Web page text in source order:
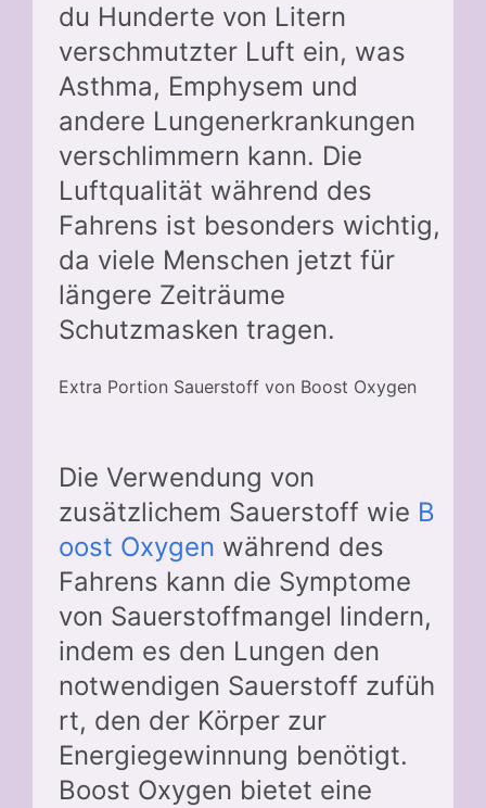
du Hunderte von Litern
verschmutzter Luft ein, was
Asthma, Emphysem und
andere Lungenerkrankungen
verschlimmern kann. Die
Luftqualität während des
Fahrens ist besonders wichtig,
da viele Menschen jetzt für
längere Zeiträume
Schutzmasken tragen.
Extra Portion Sauerstoff von Boost Oxygen
Die Verwendung von
zusätzlichem Sauerstoff wie B
oost Oxygen während des
Fahrens kann die Symptome
von Sauerstoffmangel lindern,
indem es den Lungen den
notwendigen Sauerstoff zufüh
rt, den der Körper zur
Energiegewinnung benötigt.
Boost Oxygen bietet eine